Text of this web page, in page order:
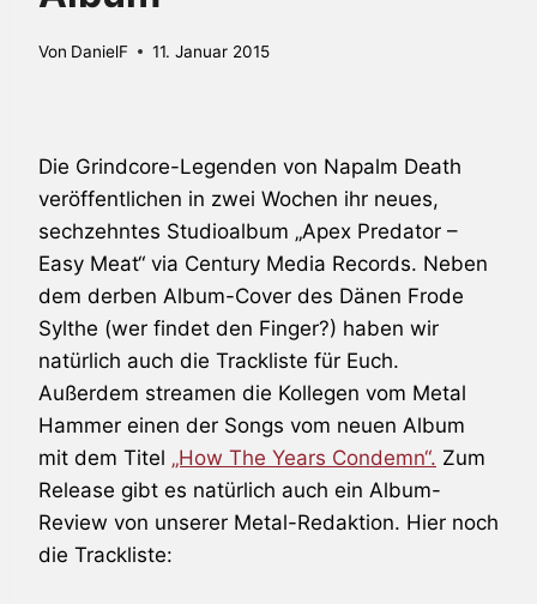
Von DanielF 11. Januar 2015
Die Grindcore-Legenden von Napalm Death
veröffentlichen in zwei Wochen ihr neues,
sechzehntes Studioalbum „Apex Predator –
Easy Meat“ via Century Media Records. Neben
dem derben Album-Cover des Dänen Frode
Sylthe (wer findet den Finger?) haben wir
natürlich auch die Trackliste für Euch.
Außerdem streamen die Kollegen vom Metal
Hammer einen der Songs vom neuen Album
mit dem Titel „How The Years Condemn“. Zum
Release gibt es natürlich auch ein Album-
Review von unserer Metal-Redaktion. Hier noch
die Trackliste: